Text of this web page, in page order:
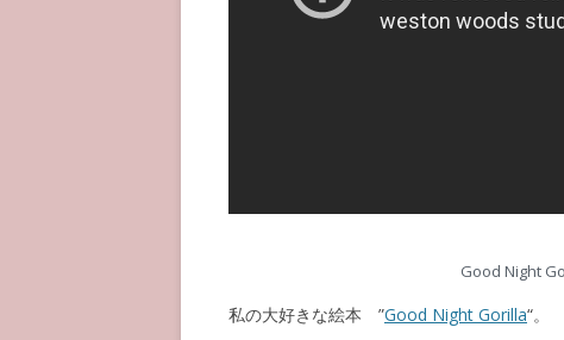
Good Night
私の大好きな絵本 ”Good Night Gorilla“。